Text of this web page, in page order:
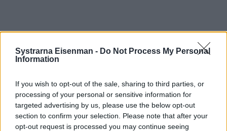
Systrarna Eisenman - Do Not Process My Personal
Information
If you wish to opt-out of the sale, sharing to third parties, or
processing of your personal or sensitive information for
targeted advertising by us, please use the below opt-out
section to confirm your selection. Please note that after your
opt-out request is processed you may continue seeing